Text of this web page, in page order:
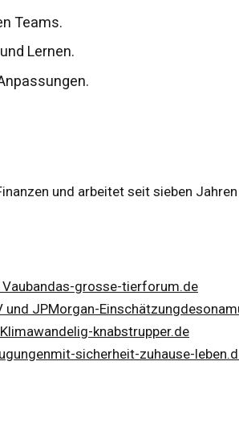
Teams.
Lernen.
und arbeitet seit sieben
das-grosse-tierforum.de
und JPMorgan-Einschätzung
ig-knabstrupper.de
mit-sicherheit-zuhause-